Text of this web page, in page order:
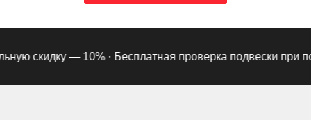
скидку — 10% ·Бесплатная проверка подвески при